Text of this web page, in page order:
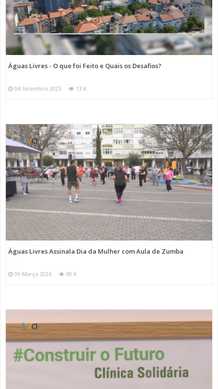
Águas Livres - O que foi Feito e Quais os Desafios?
04 Setembro 2025 13 K
Águas Livres Assinala Dia da Mulher com Aula de Zumba
09 Março 2026 90 K